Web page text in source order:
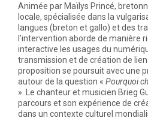
Animée par Maïlys Princé,
locale, spécialisée dans la
langues (breton et gallo) et des
l’intervention aborde de manière
interactive les usages du
transmission et de création de lien
proposition se poursuit avec une
autour de la question « Pourquoi
». Le chanteur et musicien Brieg
parcours et son expérience de
dans un contexte culturel